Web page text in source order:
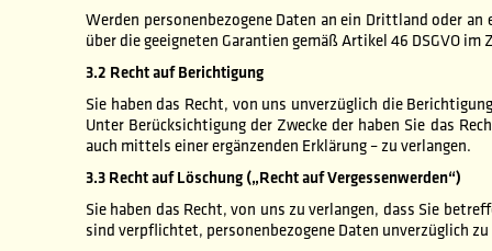
Werden personenbezogene Daten an ein Drittland oder
über die geeigneten Garantien gemäß Artikel 46 DSGVO
3.2 Recht auf Berichtigung
Sie haben das Recht, von uns unverzüglich die
Unter Berücksichtigung der Zwecke der haben Sie das
auch mittels einer ergänzenden Erklärung – zu verlangen.
3.3 Recht auf Löschung („Recht auf Vergessenwerden“)
Sie haben das Recht, von uns zu verlangen, dass Sie
sind verpflichtet, personenbezogene Daten unverzüglich